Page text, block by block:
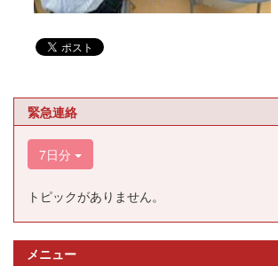
緊急連絡
7日分
トピックがありません。
メニュー